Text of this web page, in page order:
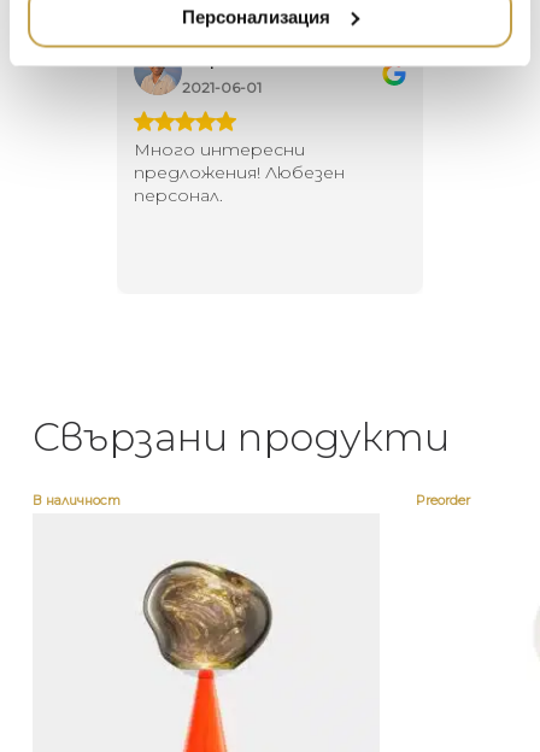
Персонализация
2021-06-01
Много интересни
предложения! Любезен
персонал.
Свързани продукти
В наличност Preorder
ZUIVER
DUTCHBONE